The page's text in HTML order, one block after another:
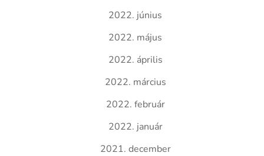
2022. június
2022. május
2022. április
2022. március
2022. február
2022. január
2021. december